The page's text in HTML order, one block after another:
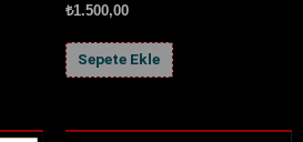
₺1.500,00
Sepete Ekle